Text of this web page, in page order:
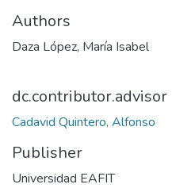
Authors
Daza López, María Isabel
dc.contributor.advisor
Cadavid Quintero, Alfonso
Publisher
Universidad EAFIT